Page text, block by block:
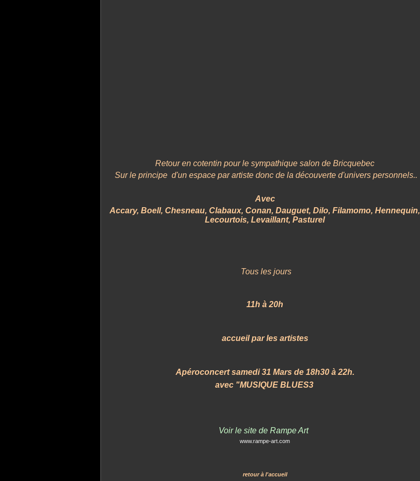
Retour en cotentin pour le sympathique salon de Bricquebec
Sur le principe d'un espace par artiste donc de la découverte d'univers personnels..
Avec
Accary, Boell, Chesneau, Clabaux, Conan, Dauguet, Dilo, Filamomo, Hennequin,
Lecourtois, Levaillant, Pasturel
Tous les jours
11h à 20h
accueil par les artistes
Apéroconcert samedi 31 Mars de 18h30 à 22h.
avec "MUSIQUE BLUES3
Voir le site de Rampe Art
www.rampe-art.com
retour à l'accueil